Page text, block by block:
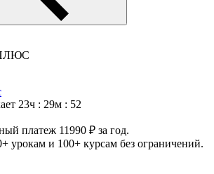
ПЛЮС
23ч : 29м : 49
платеж 11990 ₽ за год.
урокам и 100+ курсам без ограничений.